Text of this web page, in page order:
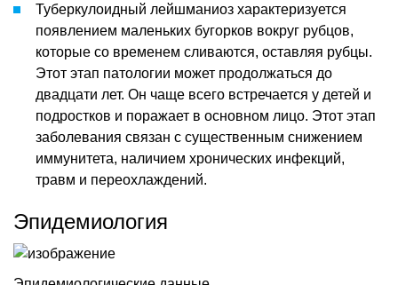
Туберкулоидный лейшманиоз характеризуется
появлением маленьких бугорков вокруг рубцов,
которые со временем сливаются, оставляя рубцы.
Этот этап патологии может продолжаться до
двадцати лет. Он чаще всего встречается у детей и
подростков и поражает в основном лицо. Этот этап
заболевания связан с существенным снижением
иммунитета, наличием хронических инфекций,
травм и переохлаждений.
Эпидемиология